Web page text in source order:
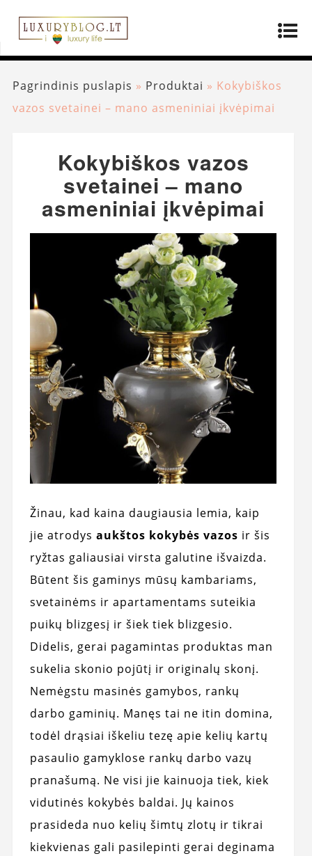
Pagrindinis puslapis » Produktai » Kokybiškos
vazos svetainei – mano asmeniniai įkvėpimai
Kokybiškos vazos
svetainei – mano
asmeniniai įkvėpimai
Žinau, kad kaina daugiausia lemia, kaip
jie atrodys aukštos kokybės vazos ir šis
ryžtas galiausiai virsta galutine išvaizda.
Būtent šis gaminys mūsų kambariams,
svetainėms ir apartamentams suteikia
puikų blizgesį ir šiek tiek blizgesio.
Didelis, gerai pagamintas produktas man
sukelia skonio pojūtį ir originalų skonį.
Nemėgstu masinės gamybos, rankų
darbo gaminių. Manęs tai ne itin domina,
todėl drąsiai iškeliu tezę apie kelių kartų
pasaulio gamyklose rankų darbo vazų
pranašumą. Ne visi jie kainuoja tiek, kiek
vidutinės kokybės baldai. Jų kainos
prasideda nuo kelių šimtų zlotų ir tikrai
kiekvienas gali pasilepinti gerai deginama